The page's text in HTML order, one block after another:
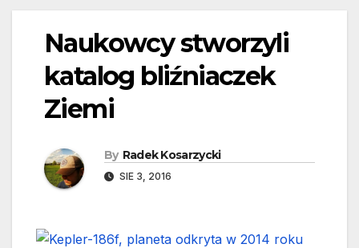
Naukowcy stworzyli
katalog bliźniaczek
Ziemi
By Radek Kosarzycki
SIE 3, 2016